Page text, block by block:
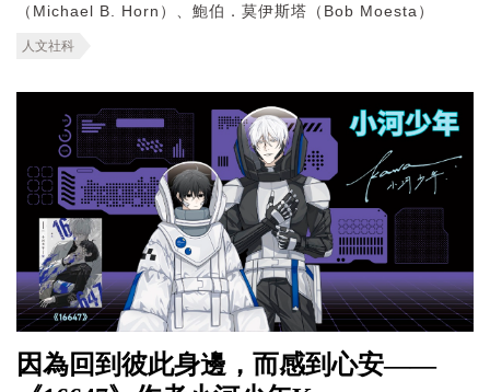
（Michael B. Horn）、鮑伯．莫伊斯塔（Bob Moesta）
人文社科
因為回到彼此身邊，而感到心安——